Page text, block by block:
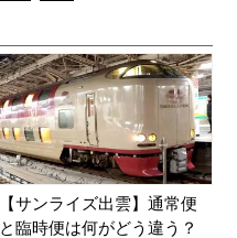
【サンライズ出雲】通常便
と臨時便は何がどう違う？